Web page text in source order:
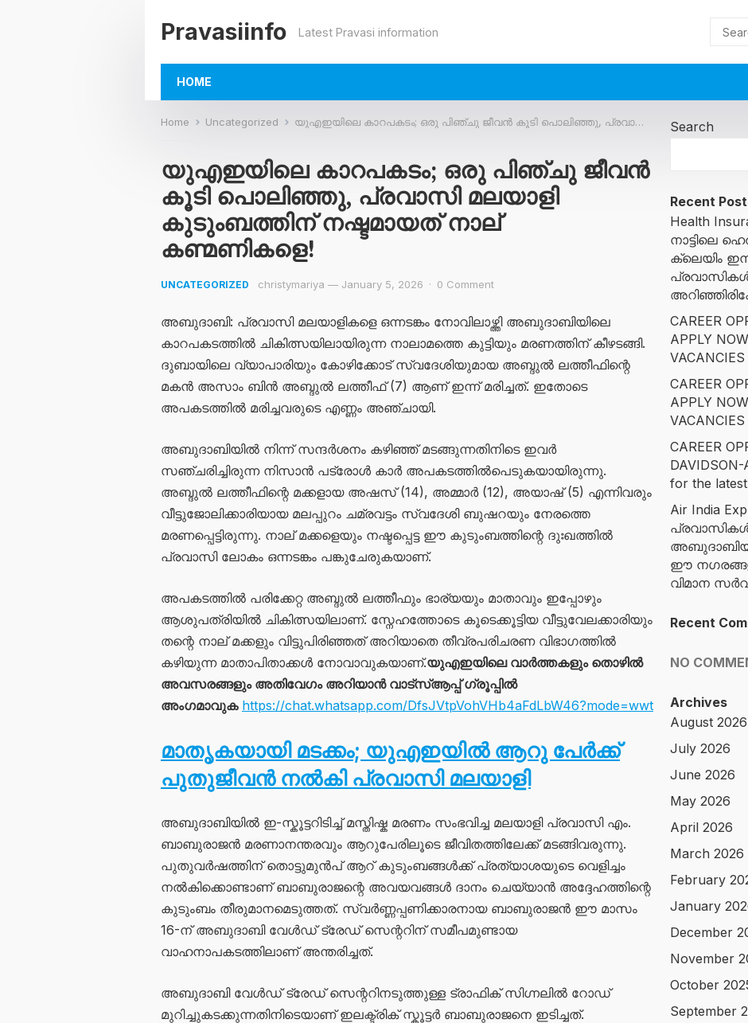
Pravasiinfo Latest Pravasi information
HOME
Home Uncategorized യുഎഇയിലെ കാറപകടം; ഒരു പിഞ്ചു ജീവൻ കൂടി പൊലിഞ്ഞു, പ്രവാസി മലയാളി കുടുംബത്തിന് നഷ്ടമായത് നാല് കണ്മണികളെ!
യുഎഇയിലെ കാറപകടം; ഒരു പിഞ്ചു ജീവൻ
കൂടി പൊലിഞ്ഞു, പ്രവാസി മലയാളി
കുടുംബത്തിന് നഷ്ടമായത് നാല്
കണ്മണികളെ!
UNCATEGORIZED christymariya — January 5, 2026 · 0 Comment
അബുദാബി: പ്രവാസി മലയാളികളെ ഒന്നടങ്കം നോവിലാഴ്ത്തി അബുദാബിയിലെ
കാറപകടത്തിൽ ചികിത്സയിലായിരുന്ന നാലാമത്തെ കുട്ടിയും മരണത്തിന് കീഴടങ്ങി.
ദുബായിലെ വ്യാപാരിയും കോഴിക്കോട് സ്വദേശിയുമായ അബ്ദുൽ ലത്തീഫിന്റെ
മകൻ അസാം ബിൻ അബ്ദുൽ ലത്തീഫ് (7) ആണ് ഇന്ന് മരിച്ചത്. ഇതോടെ
അപകടത്തിൽ മരിച്ചവരുടെ എണ്ണം അഞ്ചായി.
അബുദാബിയിൽ നിന്ന് സന്ദർശനം കഴിഞ്ഞ് മടങ്ങുന്നതിനിടെ ഇവർ
സഞ്ചരിച്ചിരുന്ന നിസാൻ പട്രോൾ കാർ അപകടത്തിൽപെടുകയായിരുന്നു.
അബ്ദുൽ ലത്തീഫിന്റെ മക്കളായ അഷസ് (14), അമ്മാർ (12), അയാഷ് (5) എന്നിവരും
വീട്ടുജോലിക്കാരിയായ മലപ്പുറം ചമ്രവട്ടം സ്വദേശി ബുഷറയും നേരത്തെ
മരണപ്പെട്ടിരുന്നു. നാല് മക്കളെയും നഷ്ടപ്പെട്ട ഈ കുടുംബത്തിന്റെ ദുഃഖത്തിൽ
പ്രവാസി ലോകം ഒന്നടങ്കം പങ്കുചേരുകയാണ്.
അപകടത്തിൽ പരിക്കേറ്റ അബ്ദുൽ ലത്തീഫും ഭാര്യയും മാതാവും ഇപ്പോഴും
ആശുപത്രിയിൽ ചികിത്സയിലാണ്. സ്നേഹത്തോടെ കൂടെക്കൂട്ടിയ വീട്ടുവേലക്കാരിയും
തന്റെ നാല് മക്കളും വിട്ടുപിരിഞ്ഞത് അറിയാതെ തീവ്രപരിചരണ വിഭാഗത്തിൽ
കഴിയുന്ന മാതാപിതാക്കൾ നോവാവുകയാണ്.യുഎഇയിലെ വാർത്തകളും തൊഴിൽ
അവസരങ്ങളും അതിവേഗം അറിയാൻ വാട്സ്ആപ്പ് ഗ്രൂപ്പിൽ
അംഗമാവുക https://chat.whatsapp.com/DfsJVtpVohVHb4aFdLbW46?mode=wwt
മാതൃകയായി മടക്കം; യുഎഇയിൽ ആറു പേർക്ക്
പുതുജീവൻ നൽകി പ്രവാസി മലയാളി
അബുദാബിയിൽ ഇ-സ്കൂട്ടറിടിച്ച് മസ്തിഷ്ക മരണം സംഭവിച്ച മലയാളി പ്രവാസി എം.
ബാബുരാജൻ മരണാനന്തരവും ആറുപേരിലൂടെ ജീവിതത്തിലേക്ക് മടങ്ങിവരുന്നു.
പുതുവർഷത്തിന് തൊട്ടുമുൻപ് ആറ് കുടുംബങ്ങൾക്ക് പ്രത്യാശയുടെ വെളിച്ചം
നൽകിക്കൊണ്ടാണ് ബാബുരാജന്റെ അവയവങ്ങൾ ദാനം ചെയ്യാൻ അദ്ദേഹത്തിന്റെ
കുടുംബം തീരുമാനമെടുത്തത്. സ്വർണ്ണപ്പണിക്കാരനായ ബാബുരാജൻ ഈ മാസം
16-ന് അബുദാബി വേൾഡ് ട്രേഡ് സെന്ററിന് സമീപമുണ്ടായ
വാഹനാപകടത്തിലാണ് അന്തരിച്ചത്.
അബുദാബി വേൾഡ് ട്രേഡ് സെന്ററിനടുത്തുള്ള ട്രാഫിക് സിഗ്നലിൽ റോഡ്
മുറിച്ചുകടക്കുന്നതിനിടെയാണ് ഇലക്ട്രിക് സ്കൂട്ടർ ബാബുരാജനെ ഇടിച്ചത്.
Search
Recent
Health
നാട്ടിലെ
ക്ലെയിം
CAREER
APPLY
VACANCIES
CAREER
APPLY
VACANCIES
CAREER
for the
Air India
ഈ
വിമാന
Recent
NO
Archives
August 2026
July 2026
June 2026
May 2026
April 2026
March 2026
February
January
December
November
October
September